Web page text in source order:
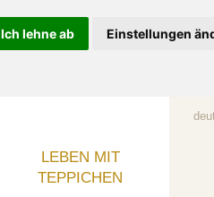
Ich lehne ab Einstellungen
LEBEN MIT
TEPPICHEN